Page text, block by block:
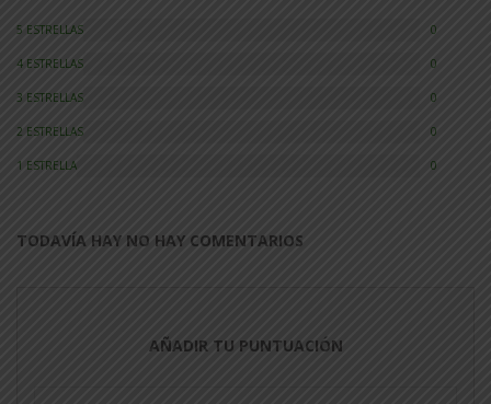
5 ESTRELLAS 0
4 ESTRELLAS 0
3 ESTRELLAS 0
2 ESTRELLAS 0
1 ESTRELLA 0
TODAVÍA HAY NO HAY COMENTARIOS
AÑADIR TU PUNTUACIÓN